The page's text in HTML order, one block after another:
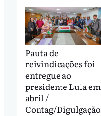
Pauta de
reivindicações foi
entregue ao
presidente Lula em
abril /
Contag/Digulgação